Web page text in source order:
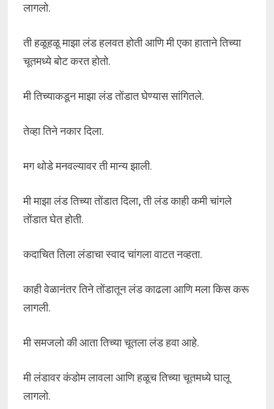
लागलो.
ती हळूहळू माझा लंड हलवत होती आणि मी एका हाताने तिच्या
चूतमध्ये बोट करत होतो.
मी तिच्याकडून माझा लंड तोंडात घेण्यास सांगितले.
तेव्हा तिने नकार दिला.
मग थोडे मनवल्यावर ती मान्य झाली.
मी माझा लंड तिच्या तोंडात दिला, ती लंड काही कमी चांगले
तोंडात घेत होती.
कदाचित तिला लंडाचा स्वाद चांगला वाटत नव्हता.
काही वेळानंतर तिने तोंडातून लंड काढला आणि मला किस करू
लागली.
मी समजलो की आता तिच्या चूतला लंड हवा आहे.
मी लंडावर कंडोम लावला आणि हळूच तिच्या चूतमध्ये घालू
लागलो.